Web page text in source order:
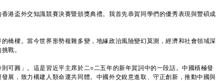
盃外交知識競賽決賽暨頒獎典禮。我首先恭賀同學們的優秀表現與豐碩成
樑。當今世界形勢複雜多變，地緣政治風險變幻莫測，經濟和社會領域深
戰。
圓」。這是習近平主席於二○二五年的新年賀詞中的一段話。中國積極發
展，致力構建人類命運共同體。中國外交銳意進取、守正創新，推動中國與